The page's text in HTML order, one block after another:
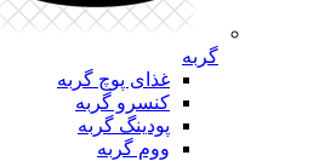
گربه
غذای پوچ گربه
کنسرو گربه
پودینگ گربه
ووم گربه